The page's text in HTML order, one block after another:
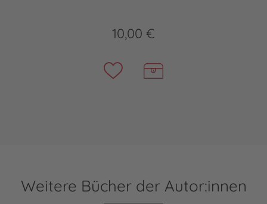
10,00 €
Weitere Bücher der Autor:innen